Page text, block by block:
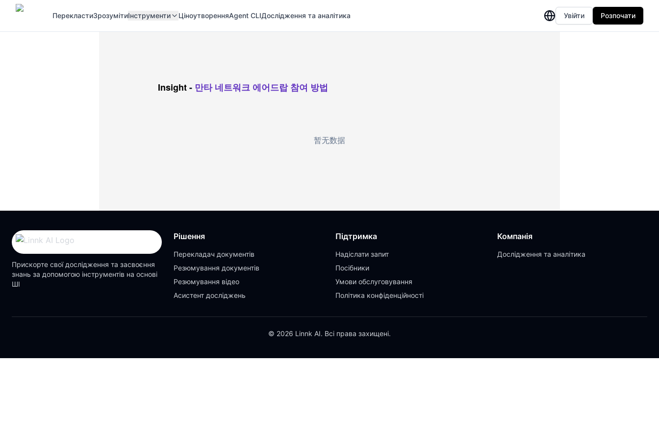
ПерекластиЗрозумітиІнструменти ЦіноутворенняAgent CLIДослідження та аналітика Увійти Розпочати
Insight- 만타 네트워크 에어드랍 참여 방법
暂无数据
Прискорте свої дослідження та засвоєння
знань за допомогою інструментів на основі
ШІ
Рішення
Перекладач документів
Резюмування документів
Резюмування відео
Асистент досліджень
Підтримка
Надіслати запит
Посібники
Умови обслуговування
Політика конфіденційності
Компанія
Дослідження та аналітика
© 2026 Linnk AI. Всі права захищені.